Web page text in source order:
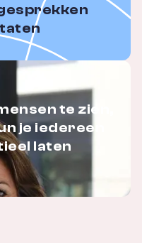
te zien,
je iedereen
laten